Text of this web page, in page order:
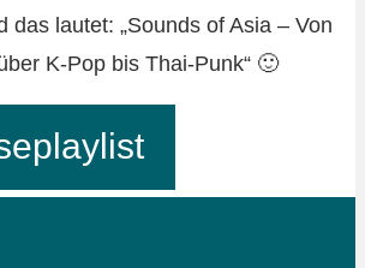
das lautet: „Sounds of Asia – Von
K-Pop bis Thai-Punk“ 🙂